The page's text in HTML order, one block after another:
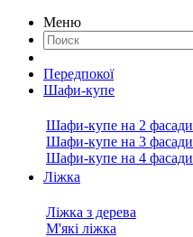
Меню
Передпокої
Шафи-купе
Шафи-купе на 2 фасади
Шафи-купе на 3 фасади
Шафи-купе на 4 фасади
Ліжка
Ліжка з дерева
М'які ліжка